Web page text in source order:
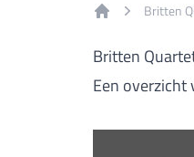
Britten
Britten
Een overzicht